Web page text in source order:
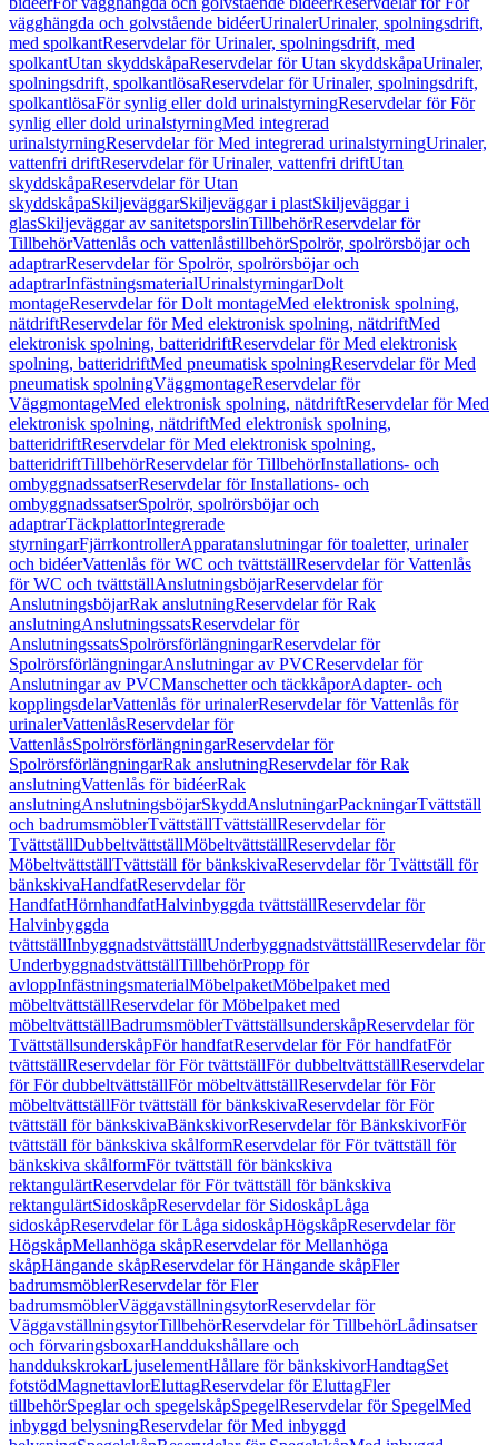
vägghängda och golvstående bidéerUrinalerUrinaler, spolningsdrift,
med spolkantReservdelar för Urinaler, spolningsdrift, med
spolkantUtan skyddskåpaReservdelar för Utan skyddskåpaUrinaler,
spolningsdrift, spolkantlösaReservdelar för Urinaler, spolningsdrift,
spolkantlösaFör synlig eller dold urinalstyrningReservdelar för För
synlig eller dold urinalstyrningMed integrerad
urinalstyrningReservdelar för Med integrerad urinalstyrningUrinaler,
vattenfri driftReservdelar för Urinaler, vattenfri driftUtan
skyddskåpaReservdelar för Utan
skyddskåpaSkiljeväggarSkiljeväggar i plastSkiljeväggar i
glasSkiljeväggar av sanitetsporslinTillbehörReservdelar för
TillbehörVattenlås och vattenlåstillbehörSpolrör, spolrörsböjar och
adaptrarReservdelar för Spolrör, spolrörsböjar och
adaptrarInfästningsmaterialUrinalstyrningarDolt
montageReservdelar för Dolt montageMed elektronisk spolning,
nätdriftReservdelar för Med elektronisk spolning, nätdriftMed
elektronisk spolning, batteridriftReservdelar för Med elektronisk
spolning, batteridriftMed pneumatisk spolningReservdelar för Med
pneumatisk spolningVäggmontageReservdelar för
VäggmontageMed elektronisk spolning, nätdriftReservdelar för Med
elektronisk spolning, nätdriftMed elektronisk spolning,
batteridriftReservdelar för Med elektronisk spolning,
batteridriftTillbehörReservdelar för TillbehörInstallations- och
ombyggnadssatserReservdelar för Installations- och
ombyggnadssatserSpolrör, spolrörsböjar och
adaptrarTäckplattorIntegrerade
styrningarFjärrkontrollerApparatanslutningar för toaletter, urinaler
och bidéerVattenlås för WC och tvättställReservdelar för Vattenlås
för WC och tvättställAnslutningsböjarReservdelar för
AnslutningsböjarRak anslutningReservdelar för Rak
anslutningAnslutningssatsReservdelar för
AnslutningssatsSpolrörsförlängningarReservdelar för
SpolrörsförlängningarAnslutningar av PVCReservdelar för
Anslutningar av PVCManschetter och täckkåporAdapter- och
kopplingsdelarVattenlås för urinalerReservdelar för Vattenlås för
urinalerVattenlåsReservdelar för
VattenlåsSpolrörsförlängningarReservdelar för
SpolrörsförlängningarRak anslutningReservdelar för Rak
anslutningVattenlås för bidéerRak
anslutningAnslutningsböjarSkyddAnslutningarPackningarTvättställ
och badrumsmöblerTvättställTvättställReservdelar för
TvättställDubbeltvättställMöbeltvättställReservdelar för
MöbeltvättställTvättställ för bänkskivaReservdelar för Tvättställ för
bänkskivaHandfatReservdelar för
HandfatHörnhandfatHalvinbyggda tvättställReservdelar för
Halvinbyggda
tvättställInbyggnadstvättställUnderbyggnadstvättställReservdelar för
UnderbyggnadstvättställTillbehörPropp för
avloppInfästningsmaterialMöbelpaketMöbelpaket med
möbeltvättställReservdelar för Möbelpaket med
möbeltvättställBadrumsmöblerTvättställsunderskåpReservdelar för
TvättställsunderskåpFör handfatReservdelar för För handfatFör
tvättställReservdelar för För tvättställFör dubbeltvättställReservdelar
för För dubbeltvättställFör möbeltvättställReservdelar för För
möbeltvättställFör tvättställ för bänkskivaReservdelar för För
tvättställ för bänkskivaBänkskivorReservdelar för BänkskivorFör
tvättställ för bänkskiva skålformReservdelar för För tvättställ för
bänkskiva skålformFör tvättställ för bänkskiva
rektangulärtReservdelar för För tvättställ för bänkskiva
rektangulärtSidoskåpReservdelar för SidoskåpLåga
sidoskåpReservdelar för Låga sidoskåpHögskåpReservdelar för
HögskåpMellanhöga skåpReservdelar för Mellanhöga
skåpHängande skåpReservdelar för Hängande skåpFler
badrumsmöblerReservdelar för Fler
badrumsmöblerVäggavställningsytorReservdelar för
VäggavställningsytorTillbehörReservdelar för TillbehörLådinsatser
och förvaringsboxarHanddukshållare och
handdukskrokarLjuselementHållare för bänkskivorHandtagSet
fotstödMagnettavlorEluttagReservdelar för EluttagFler
tillbehörSpeglar och spegelskåpSpegelReservdelar för SpegelMed
inbyggd belysningReservdelar för Med inbyggd